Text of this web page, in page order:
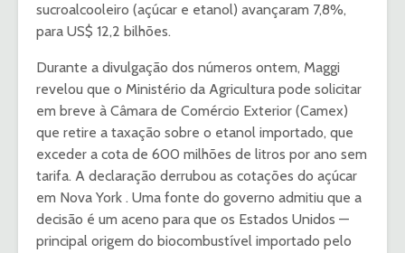
sucroalcooleiro (açúcar e etanol) avançaram 7,8%,
para US$ 12,2 bilhões.
Durante a divulgação dos números ontem, Maggi
revelou que o Ministério da Agricultura pode solicitar
em breve à Câmara de Comércio Exterior (Camex)
que retire a taxação sobre o etanol importado, que
exceder a cota de 600 milhões de litros por ano sem
tarifa. A declaração derrubou as cotações do açúcar
em Nova York . Uma fonte do governo admitiu que a
decisão é um aceno para que os Estados Unidos —
principal origem do biocombustível importado pelo